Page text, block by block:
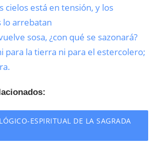
cielos está en tensión, y los
lo arrebatan
sosa, ¿con qué se sazonará?
para la tierra ni para el estercolero;
ESPIRITUAL DE LA SAGRADA